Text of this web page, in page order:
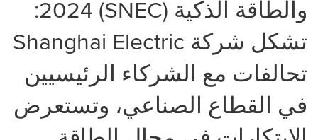
والطاقة الذكية (SNEC) 2024:
تشكل شركة Shanghai Electric
تحالفات مع الشركاء الرئيسيين
في القطاع الصناعي، وتستعرض